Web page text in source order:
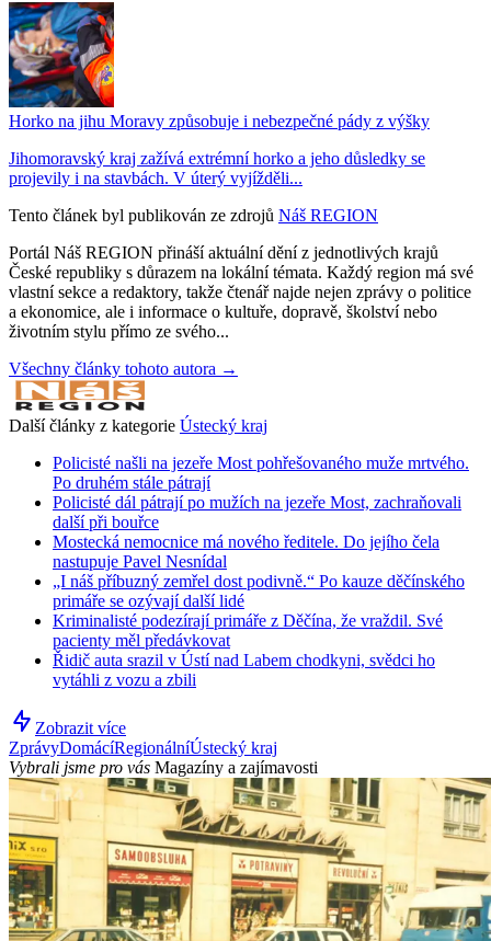
Horko na jihu Moravy způsobuje i nebezpečné pády z výšky
Jihomoravský kraj zažívá extrémní horko a jeho důsledky se
projevily i na stavbách. V úterý vyjížděli...
Tento článek byl publikován ze zdrojů Náš REGION
Portál Náš REGION přináší aktuální dění z jednotlivých krajů
České republiky s důrazem na lokální témata. Každý region má své
vlastní sekce a redaktory, takže čtenář najde nejen zprávy o politice
a ekonomice, ale i informace o kultuře, dopravě, školství nebo
životním stylu přímo ze svého...
Všechny články tohoto autora →
Další články z kategorie Ústecký kraj
Policisté našli na jezeře Most pohřešovaného muže mrtvého.
Po druhém stále pátrají
Policisté dál pátrají po mužích na jezeře Most, zachraňovali
další při bouřce
Mostecká nemocnice má nového ředitele. Do jejího čela
nastupuje Pavel Nesnídal
„I náš příbuzný zemřel dost podivně.“ Po kauze děčínského
primáře se ozývají další lidé
Kriminalisté podezírají primáře z Děčína, že vraždil. Své
pacienty měl předávkovat
Řidič auta srazil v Ústí nad Labem chodkyni, svědci ho
vytáhli z vozu a zbili
Zobrazit více
ZprávyDomácíRegionálníÚstecký kraj
Vybrali jsme pro vás Magazíny a zajímavosti